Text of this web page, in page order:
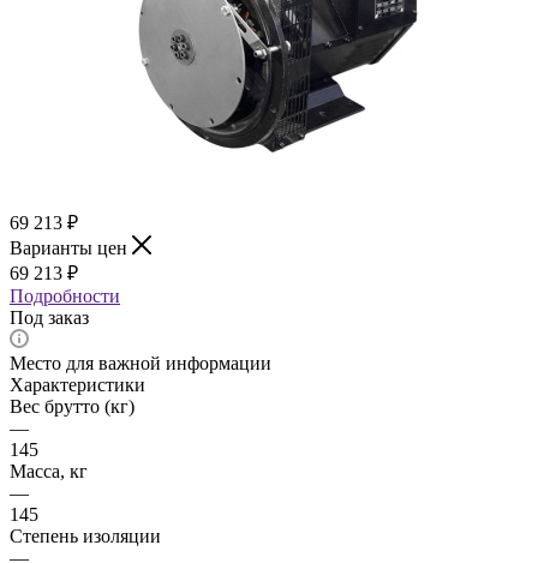
69 213 ₽
Варианты цен
69 213 ₽
Подробности
Под заказ
Место для важной информации
Характеристики
Вес брутто (кг)
—
145
Масса, кг
—
145
Степень изоляции
—